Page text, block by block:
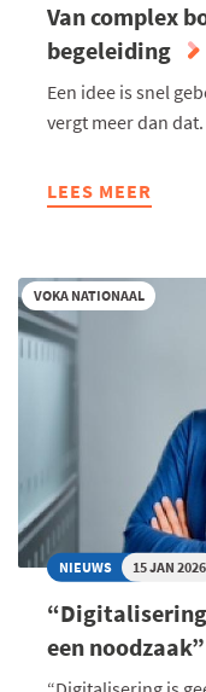
Van complex
begeleiding
Een idee is snel
vergt meer dan dat.
LEES MEER
ABOUT
BOUWPROCES
NAAR
HELDERE
VOKA NATIONAAL
NIEUWS 15 JAN 2026
“Digitalisering
een noodzaak”